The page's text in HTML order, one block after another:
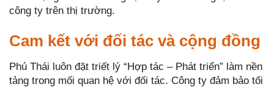
công ty trên thị trường.
Cam kết với đối tác và cộng đồng
Phú Thái luôn đặt triết lý “Hợp tác – Phát triển” làm nền
tảng trong mối quan hệ với đối tác. Công ty đảm bảo tối